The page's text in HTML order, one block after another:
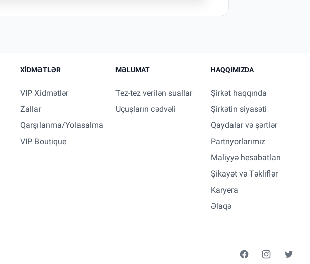
XIDMƏTLƏR
VIP Xidmətlər
Zallar
Qarşılanma/Yolasalma
VIP Boutique
MƏLUMAT
Tez-tez verilən suallar
Uçuşların cədvəli
HAQQIMIZDA
Şirkət haqqında
Şirkətin siyasəti
Qaydalar və şərtlər
Partnyorlarımız
Maliyyə hesabatları
Şikayət və Təkliflər
Karyera
Əlaqə